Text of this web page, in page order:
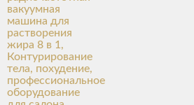
вакуумная
машина для
растворения
жира 8 в 1,
Контурирование
тела, похудение,
профессиональное
оборудование